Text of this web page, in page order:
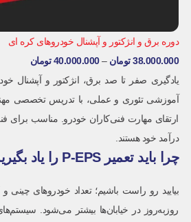
دوره برق و انژکتور و آپشنال خودروهای کره ای
38.000.000 تومان –
40.000.000 تومان
آموزشی تئوری و عملی، با تدریس تخصصی
ارتقای مهارت فنی‌کاران خودرو. مناسب برای
درآمد خود هستند.
چرا باید تعمیر P-EPS را یاد بگیرید؟
بیایید رو راست باشیم؛ تعداد خودروهای
روزبه‌روز در خیابان‌ها بیشتر می‌شود.